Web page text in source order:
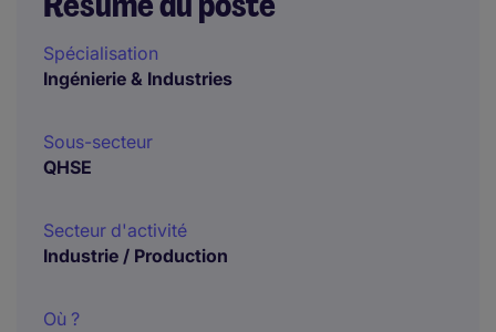
Spécialisation
Ingénierie & Industries
Sous-secteur
QHSE
Secteur d'activité
Industrie / Production
Où ?